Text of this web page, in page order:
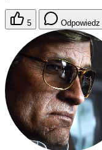
5 Odpowiedz